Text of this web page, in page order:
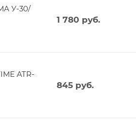
У-30/
1 780 руб.
ATR-
845руб.